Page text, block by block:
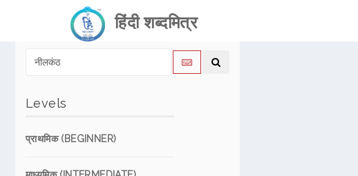
हिंदी शब्दमित्र
Levels
प्राथमिक (BEGINNER)